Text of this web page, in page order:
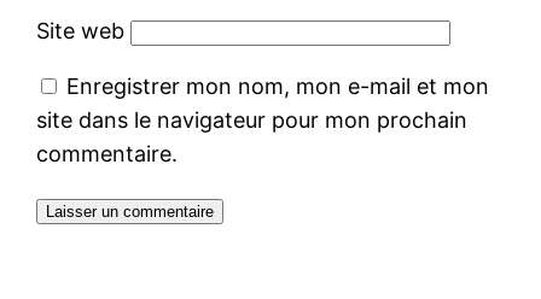
Site web
Enregistrer mon nom, mon e-mail et mon
site dans le navigateur pour mon prochain
commentaire.